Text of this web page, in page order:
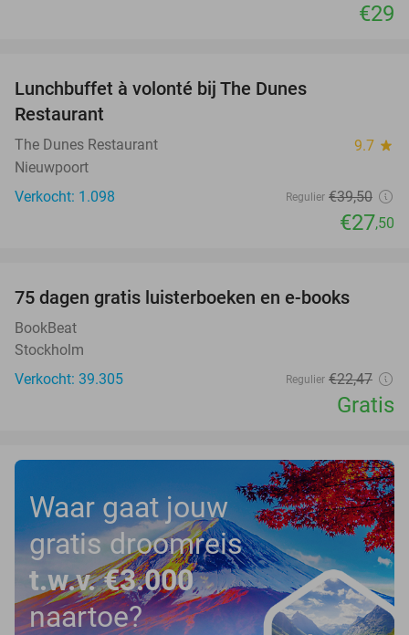
€29
Lunchbuffet à volonté bij The Dunes
Restaurant
The Dunes Restaurant 9.7 star
Nieuwpoort
Verkocht: 1.098
Regulier €39,50
€27,50
75 dagen gratis luisterboeken en e-books
BookBeat
Stockholm
Verkocht: 39.305
Regulier €22,47
Gratis
Waar gaat jouw
gratis droomreis
t.w.v. €3.000
naartoe?